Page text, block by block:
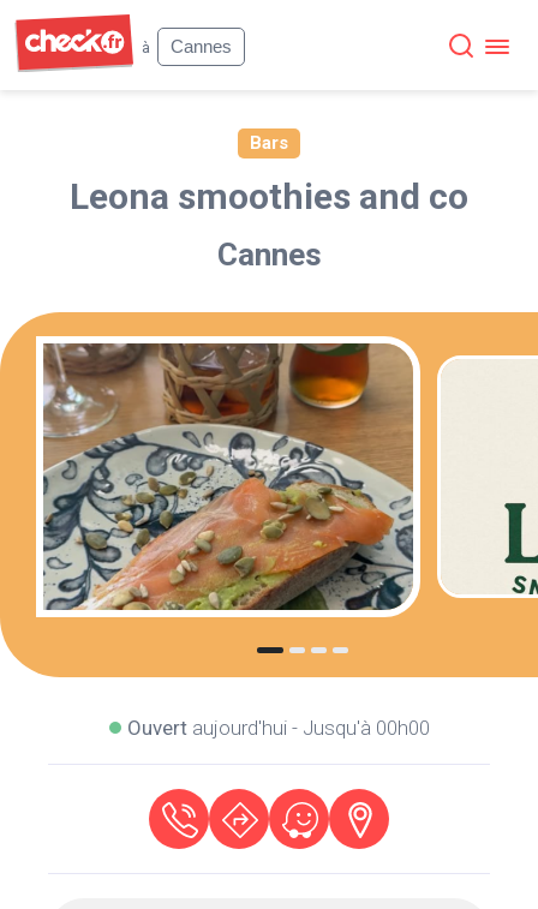
à
Cannes
Bars
Leona smoothies and co
Cannes
Ouvertaujourd'hui - Jusqu'à 00h00